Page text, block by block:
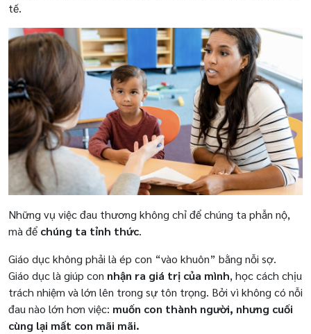
tế.
Những vụ việc đau thương không chỉ để chúng ta phẫn nộ,
mà để chúng ta tỉnh thức.
Giáo dục không phải là ép con “vào khuôn” bằng nỗi sợ.
Giáo dục là giúp con nhận ra giá trị của mình, học cách chịu
trách nhiệm và lớn lên trong sự tôn trọng. Bởi vì không có nỗi
đau nào lớn hơn việc: muốn con thành người, nhưng cuối
cùng lại mất con mãi mãi.